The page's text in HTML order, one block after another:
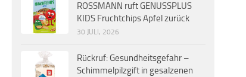
ROSSMANN ruft GENUSSPLUS
KIDS Fruchtchips Apfel zurück
30 JULI, 2026
Rückruf: Gesundheitsgefahr –
Schimmelpilzgift in gesalzenen